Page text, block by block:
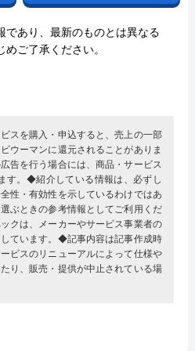
あり、最新のものとは異なる
ご了承ください。
スを購入・申込すると、売上の一部
ウーマンに還元されることがありま
告を行う場合には、商品・サービス
す。◆紹介している情報は、必ずし
性・有効性を示しているわけではあ
ぶときの参考情報としてご利用くだ
クは、メーカーやサービス事業者の
ています。◆記事内容は記事作成時
ビスのリニューアルによって仕様や
り、販売・提供が中止されている場